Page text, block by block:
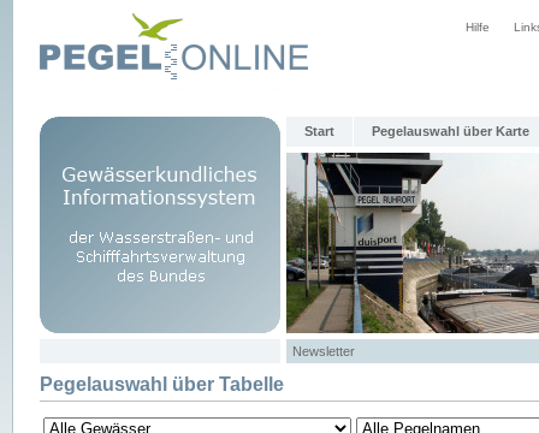
Hilfe
Start Pegelauswahl über Karte
Newsletter
Pegelauswahl über Tabelle